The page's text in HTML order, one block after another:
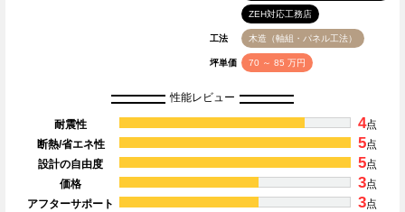
ZEH対応工務店
工法 木造（軸組・パネル工法）
坪単価 70 ～ 85 万円
性能レビュー
耐震性 4点
断熱/省エネ性
5点
設計の自由度
5点
価格
3点
アフターサポート
3点